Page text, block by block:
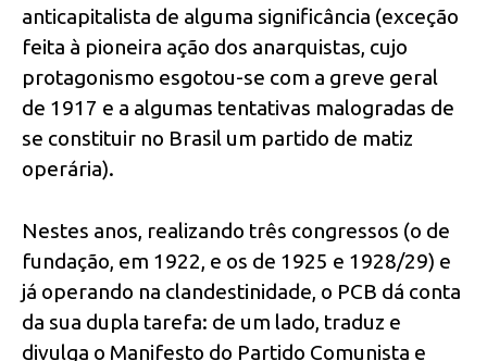
anticapitalista de alguma significância (exceção
feita à pioneira ação dos anarquistas, cujo
protagonismo esgotou-se com a greve geral
de 1917 e a algumas tentativas malogradas de
se constituir no Brasil um partido de matiz
operária).
Nestes anos, realizando três congressos (o de
fundação, em 1922, e os de 1925 e 1928/29) e
já operando na clandestinidade, o PCB dá conta
da sua dupla tarefa: de um lado, traduz e
divulga o Manifesto do Partido Comunista e